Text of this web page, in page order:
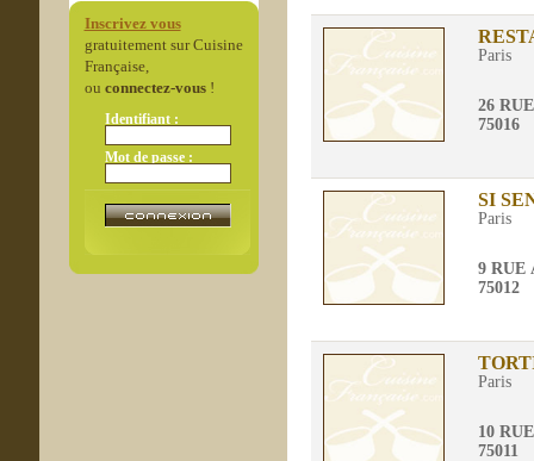
Inscrivez vous
gratuitement sur Cuisine
Française,
ou connectez-vous!
Identifiant :
Mot de passe :
Paris
26
75016
SI
Paris
9 RUE
75012
Paris
10
75011